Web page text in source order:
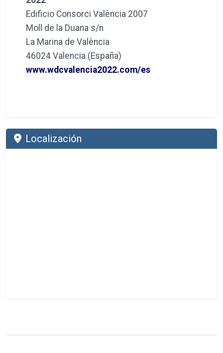
Edificio Consorci València 2007
Moll de la Duana s/n
La Marina de València
46024 Valencia (España)
www.wdcvalencia2022.com/es
Localización